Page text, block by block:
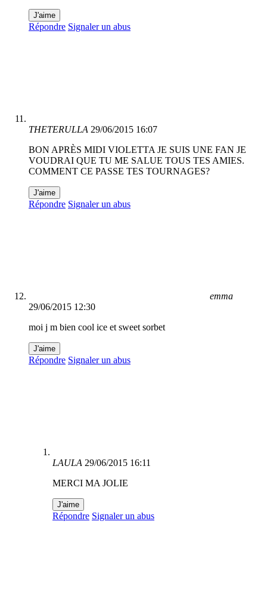
J'aime
Répondre Signaler un abus
THETERULLA 29/06/2015 16:07
BON APRÈS MIDI VIOLETTA JE SUIS UNE FAN JE
VOUDRAI QUE TU ME SALUE TOUS TES AMIES.
COMMENT CE PASSE TES TOURNAGES?
J'aime
Répondre Signaler un abus
emma
29/06/2015 12:30
moi j m bien cool ice et sweet sorbet
J'aime
Répondre Signaler un abus
LAULA 29/06/2015 16:11
MERCI MA JOLIE
J'aime
Répondre Signaler un abus